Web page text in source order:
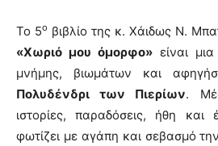
Το 5ο βιβλίο της κ. Χάιδως Ν.
«Χωριό μου όμορφο» είναι
μνήμης, βιωμάτων και
Πολυδένδρι των Πιερίων.
ιστορίες, παραδόσεις, ήθη
φωτίζει με αγάπη και σεβασμό